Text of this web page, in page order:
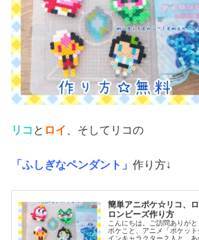
リコ と ロイ 、そしてリコの
「ふしぎなペンダント」 作り方↓
簡単アニポケ☆リコ、
ロンビーズ作り方
こんにちは。ご訪問ありが
ポケこと、アニメ「ポケッ
インキャラクター２人と、